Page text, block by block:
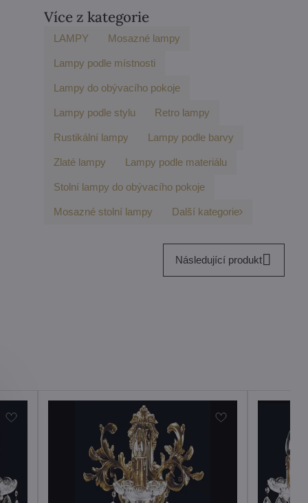
Více z kategorie
LAMPY Mosazné lampy
Lampy podle místnosti
Lampy do obývacího pokoje
Lampy podle stylu Retro lampy
Rustikální lampy Lampy podle barvy
Zlaté lampy Lampy podle materiálu
Stolní lampy do obývacího pokoje
Mosazné stolní lampy Další kategorie
Následující produkt